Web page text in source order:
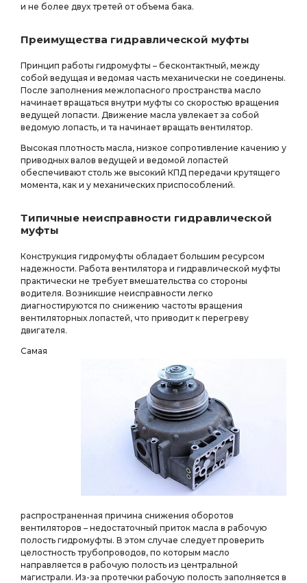
и не более двух третей от объема бака.
Преимущества гидравлической муфты
Принцип работы гидромуфты – бесконтактный, между
собой ведущая и ведомая часть механически не соединены.
После заполнения межлопасного пространства масло
начинает вращаться внутри муфты со скоростью вращения
ведущей лопасти. Движение масла увлекает за собой
ведомую лопасть, и та начинает вращать вентилятор.
Высокая плотность масла, низкое сопротивление качению у
приводных валов ведущей и ведомой лопастей
обеспечивают столь же высокий КПД передачи крутящего
момента, как и у механических приспособлений.
Типичные неисправности гидравлической
муфты
Конструкция гидромуфты обладает большим ресурсом
надежности. Работа вентилятора и гидравлической муфты
практически не требует вмешательства со стороны
водителя. Возникшие неисправности легко
диагностируются по снижению частоты вращения
вентиляторных лопастей, что приводит к перегреву
двигателя.
Самая
распространенная причина снижения оборотов
вентиляторов – недостаточный приток масла в рабочую
полость гидромуфты. В этом случае следует проверить
целостность трубопроводов, по которым масло
направляется в рабочую полость из центральной
магистрали. Из-за протечки рабочую полость заполняется в